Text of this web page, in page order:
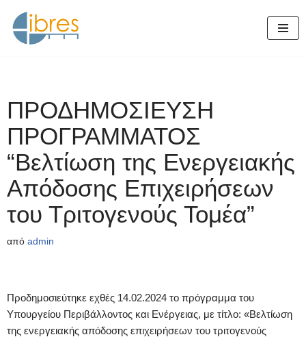
Μεταπηδήστε
ΠΡΟΔΗΜΟΣΙΕΥΣΗ
ΠΡΟΓΡΑΜΜΑΤΟΣ
“Βελτίωση της Ενεργειακής
Απόδοσης Επιχειρήσεων
του Τριτογενούς Τομέα”
από admin
Προδημοσιεύτηκε εχθές 14.02.2024 το πρόγραμμα του
Υπουργείου Περιβάλλοντος και Ενέργειας, με τίτλο: «Βελτίωση
της ενεργειακής απόδοσης επιχειρήσεων του τριτογενούς